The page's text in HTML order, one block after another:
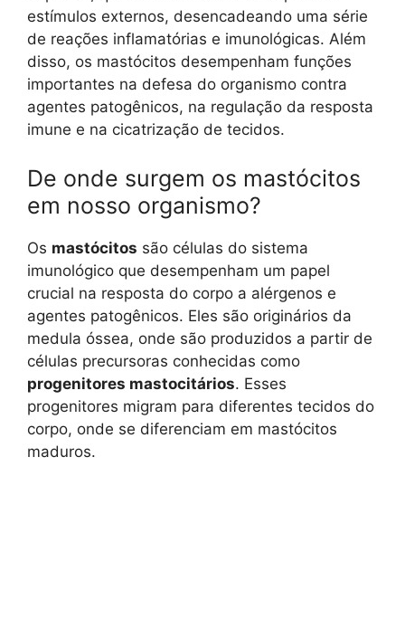
estímulos externos, desencadeando uma série
de reações inflamatórias e imunológicas. Além
disso, os mastócitos desempenham funções
importantes na defesa do organismo contra
agentes patogênicos, na regulação da resposta
imune e na cicatrização de tecidos.
De onde surgem os mastócitos
em nosso organismo?
Os mastócitos são células do sistema
imunológico que desempenham um papel
crucial na resposta do corpo a alérgenos e
agentes patogênicos. Eles são originários da
medula óssea, onde são produzidos a partir de
células precursoras conhecidas como
progenitores mastocitários. Esses
progenitores migram para diferentes tecidos do
corpo, onde se diferenciam em mastócitos
maduros.